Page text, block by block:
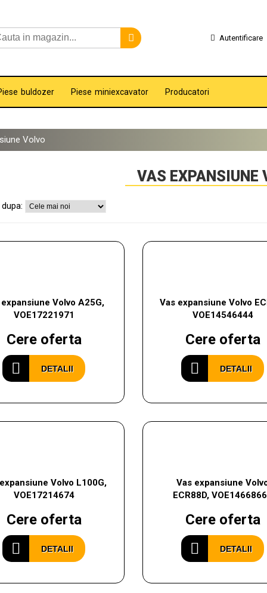
Autentificare
buldozer Piese miniexcavator Producatori
Volvo
VAS EXPANSIUNE
expansiune Volvo A25G,
VOE17221971
Cere oferta
DETALII
Vas expansiune Volvo
VOE14546444
Cere oferta
DETALII
Volvo L100G,
VOE17214674
Cere oferta
DETALII
Vas expansiune
ECR88D,
Cere oferta
DETALII